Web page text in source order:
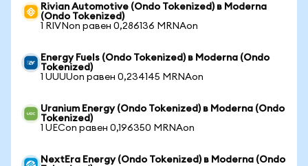
Rivian Automotive (Ondo Tokenized) в Moderna
(Ondo Tokenized)
1 RIVNon равен 0,286136 MRNAon
Energy Fuels (Ondo Tokenized) в Moderna (Ondo
Tokenized)
1 UUUUon равен 0,234145 MRNAon
Uranium Energy (Ondo Tokenized) в Moderna (Ondo
Tokenized)
1 UECon равен 0,196350 MRNAon
NextEra Energy (Ondo Tokenized) в Moderna (Ondo